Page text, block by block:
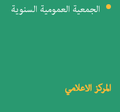
الجمعية العمومية السنوية
المركز الاعلامي